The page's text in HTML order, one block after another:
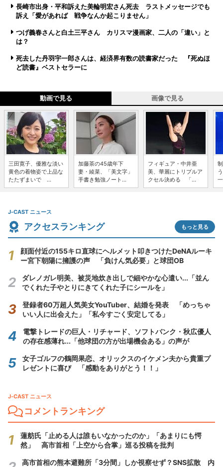
長崎市出身・平和訴えた美輪明宏さん死去 ラストメッセージでも
訴え「愛があれば 戦争なんか起こりません」
つげ義春さんと白土三平さん カリスマ漫画家、二人の「違い」と
は？
死去した丹羽宇一郎さんは、経済界有数の読書家だった 『死ぬほ
ど読書』ベストセラーに
動画で見る 画像で見る
三田寛子、優雅な淡い
黄色の着物姿で上品な
たたずまいで ...
加藤茶の45歳年下
妻・綾菜、「美文字」
手書き勉強ノート...
フィギュア・中井亜
美、華麗にトリプルア
クセル決める 「...
J-CAST ニュース
アクセスランキング もっと見る
顔面付近の155キロ直球にヘルメット叩きつけたDeNAルーキ
ー宮下朝陽に擁護の声 「負けん気必要」と球団OB
ダレノガレ明美、被災地炊き出しで細やかな心遣い...「並ん
でくれた子やとりにきてくれた子にシールを」
登録者60万超人気美女YouTuber、結婚を発表 「めっちゃ
いい人に出会えた」「私今すごく安定してる」
電撃トレードの巨人・リチャード、ソフトバンク・秋広優人
の存在感薄れ...「他球団の方が出場機会ある」の声が
女子ゴルフの鶴岡果恋、オリックスのイケメン夫から貴重プ
レゼントに喜び 「感動をありがとう！！」
J-CAST ニュース
コメントランキング
蓮舫氏「止める人は誰もいなかったのか」「あまりにも愕
然」 高市首相「上空から合掌」巡る投稿を批判
高市首相の熊本避難所「3分間」しか視察せず？SNS拡散 内